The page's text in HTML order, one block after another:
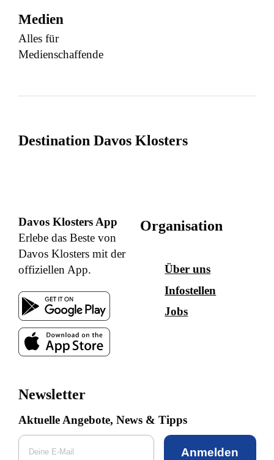
Medien
Alles für
Medienschaffende
Destination Davos Klosters
Davos Klosters App
Erlebe das Beste von
Davos Klosters mit der
offiziellen App.
Organisation
Über uns
Infostellen
Jobs
Newsletter
Aktuelle Angebote, News & Tipps
Anmelden